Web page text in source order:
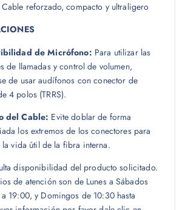
Cable reforzado, compacto y ultraligero
de Micrófono: Para utilizar las
de llamadas y control de volumen,
de usar audífonos con conector de
4 polos (TRRS).
del Cable: Evite doblar de forma
los extremos de los conectores para
la vida útil de la fibra interna.
disponibilidad del producto solicitado.
de atención son de Lunes a Sábados
19:00, y Domingos de 10:30 hasta